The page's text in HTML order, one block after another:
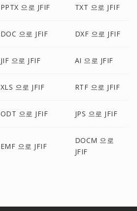
PPTX 으로 JFIF TXT 으로 JFIF
DOC 으로 JFIF DXF 으로 JFIF
JIF 으로 JFIF AI 으로 JFIF
XLS 으로 JFIF RTF 으로 JFIF
ODT 으로 JFIF JPS 으로 JFIF
EMF 으로 JFIF
DOCM 으로
JFIF